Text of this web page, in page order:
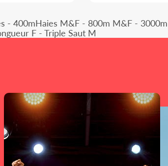
- 400mHaies M&F - 800m M&F -
F - Triple Saut M